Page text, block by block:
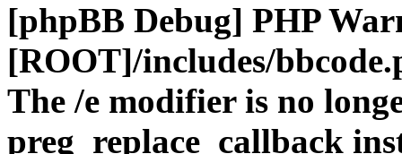
[phpBB Debug] PHP
[ROOT]/includes/
The /e modifier is no
preg_replace_callback